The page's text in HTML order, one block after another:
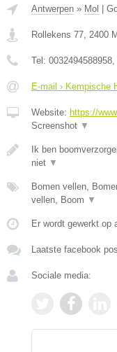
Antwerpen » Mol
Rollekens 77, 2400
Tel: 0032494588958,
E-mail › Kempische
Website: https://
Screenshot ▼
Ik ben
niet ▼
Bomen vellen,
vellen, Boom ▼
Er wordt gewerkt op
Laatste facebook
Sociale media: